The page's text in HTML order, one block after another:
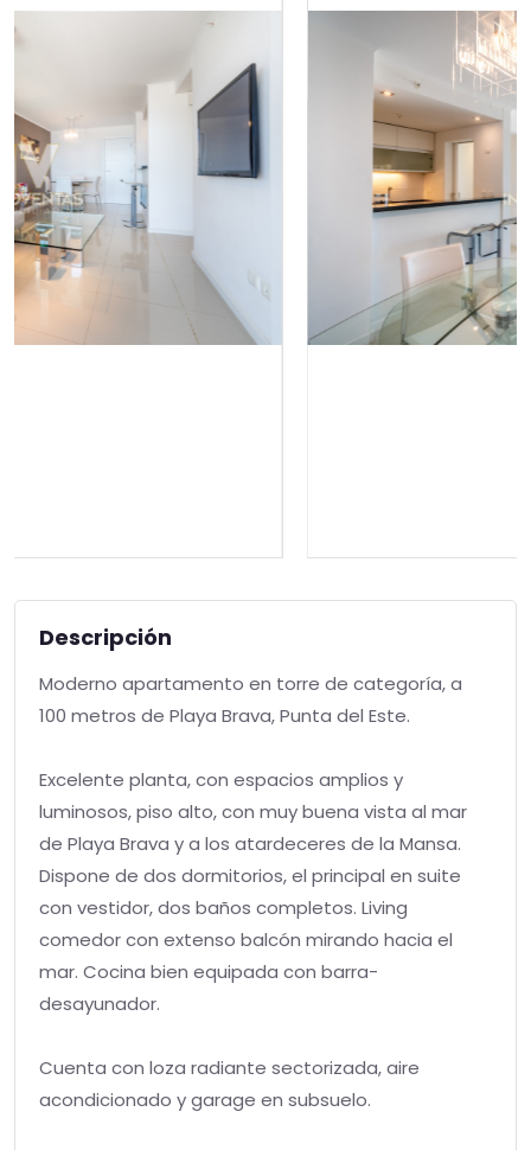
Descripción
Moderno apartamento en torre de categoría, a
100 metros de Playa Brava, Punta del Este.
Excelente planta, con espacios amplios y
luminosos, piso alto, con muy buena vista al mar
de Playa Brava y a los atardeceres de la Mansa.
Dispone de dos dormitorios, el principal en suite
con vestidor, dos baños completos. Living
comedor con extenso balcón mirando hacia el
mar. Cocina bien equipada con barra-
desayunador.
Cuenta con loza radiante sectorizada, aire
acondicionado y garage en subsuelo.